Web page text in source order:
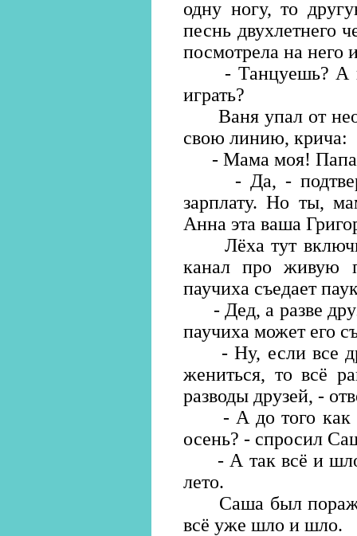
одну ногу, то
песнь двухлетнего
посмотрела на него
- Танцуешь? А
играть?
Ваня упал от
свою линию, крича:
- Мама моя!
- Да, -
зарплату. Но ты,
Анна эта ваша
Лёха тут
канал про живую
паучиха съедает
- Дед, а разве
паучиха может его
- Ну, если все
жениться, то всё
разводы друзей, -
- А до того как
осень? - спросил
- А так всё и шло:
лето.
Саша был
всё уже шло и шло.